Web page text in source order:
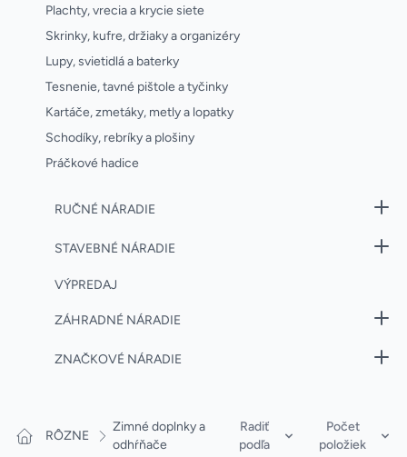
Plachty, vrecia a krycie siete
Skrinky, kufre, držiaky a organizéry
Lupy, svietidlá a baterky
Tesnenie, tavné pištole a tyčinky
Kartáče, zmetáky, metly a lopatky
Schodíky, rebríky a plošiny
Práčkové hadice
RUČNÉ NÁRADIE
STAVEBNÉ NÁRADIE
VÝPREDAJ
ZÁHRADNÉ NÁRADIE
ZNAČKOVÉ NÁRADIE
RÔZNE
Zimné doplnky a
odhŕňače
Radiť
podľa
Počet
položiek